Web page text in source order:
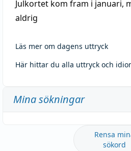
Julkortet kom fram i januari,
aldrig
Läs mer om dagens uttryck
Här hittar du alla uttryck och
Mina sökningar
Rensa
sökord